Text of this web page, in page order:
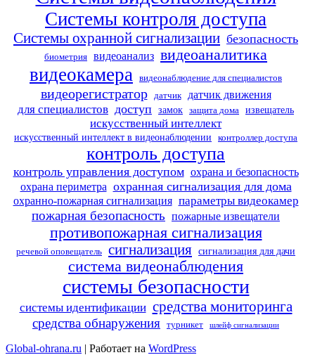
Системы контроля доступа
Системы охранной сигнализации безопасность
биометрия видеоанализ видеоаналитика
видеокамера видеонаблюдение для специалистов
видеорегистратор датчик датчик движения
для специалистов доступ замок защита дома извещатель
искусственный интеллект
искусственный интеллект в видеонаблюдении контроллер доступа
контроль доступа
контроль управления доступом охрана и безопасность
охрана периметра охранная сигнализация для дома
охранно-пожарная сигнализация параметры видеокамер
пожарная безопасность пожарные извещатели
противопожарная сигнализация
речевой оповещатель сигнализация сигнализация для дачи
система видеонаблюдения
системы безопасности
системы идентификации средства мониторинга
средства обнаружения турникет шлейф сигнализации
Global-ohrana.ru | Работает на WordPress